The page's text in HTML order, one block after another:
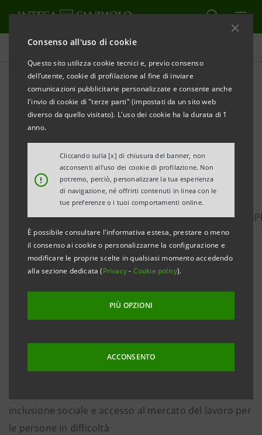
Consenso all'uso di cookie
Questo sito utilizza cookie tecnici e, previo consenso
dell’utente, cookie di profilazione al fine di inviare
comunicazioni pubblicitarie personalizzate e consente anche
l'invio di cookie di "terze parti" (impostati da un sito web
diverso da quello visitato). L'uso dei cookie ha la durata di 1
anno.
!
Cliccando sulla [x] di chiusura del banner, non
acconsenti all’uso dei cookie di profilazione. Non
potremo, perciò, personalizzare la tua esperienza
di navigazione, né offrirti contenuti in linea con le
tue preferenze o i tuoi comportamenti online.
È possibile consultare l'informativa estesa, prestare o meno
il consenso ai cookie o personalizzarne la configurazione e
modificare le proprie scelte in qualsiasi momento accedendo
alla sezione dedicata (Privacy- Cookie policy).
PIÙ OPZIONI
ACCONSENTO
Comunicati stampa
STAMPA AGGIORNA
COMUNICATO STAMPA
INTESA SANPAOLO SOSTIENE
IL PROGETTO “NO DIFFERENCE” ATTRAVERSO IL
CROWDFUNDING
Obiettivo di raccolta: 100mila euro entro fine agosto
Si può donare dal sito web di For Funding – Formula
https://www.forfunding.intesasanpaolo.com/
ISP/nav/progetto/nodifference
• Il progetto ha lo scopo di offrire percorsi di
inclusione sociale per ragazze e ragazzi in situazioni di
le differenze reciproche ed il talento di ciascuno siano
valorizzati quali ricchezza per superare insieme ogni
forma di discriminazione
• L’iniziativa è sostenuta da Intesa Sanpaolo, in
collaborazione con CESVI, attraverso il Programma
inclusione sociale e accesso al mercato del lavoro per
le persone in difficoltà